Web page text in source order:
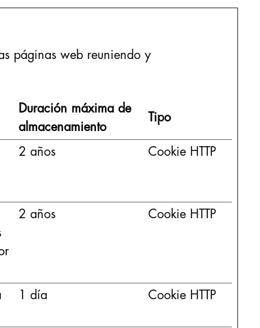
páginas web reuniendo y
Duración máxima de
almacenamiento
Tipo
2 años Cookie HTTP
2 años Cookie HTTP
1 día Cookie HTTP